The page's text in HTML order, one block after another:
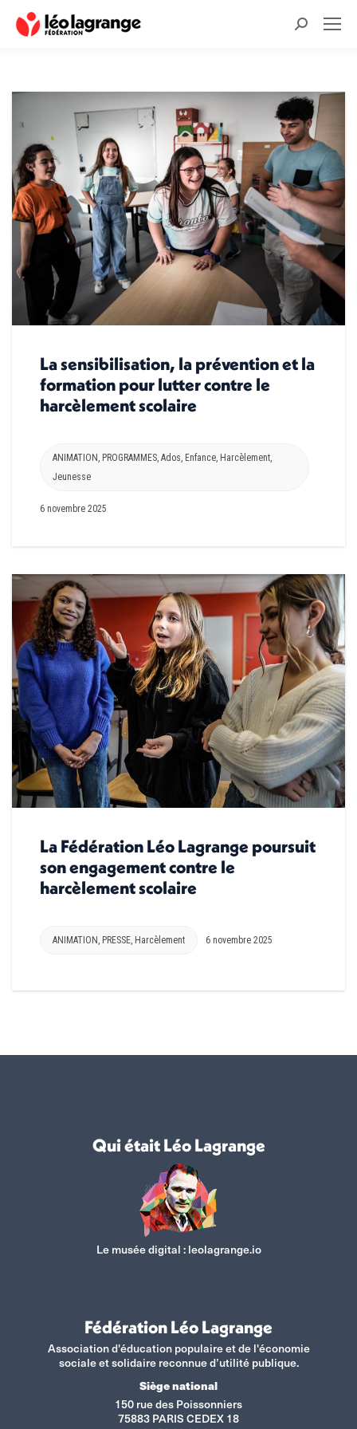
Recherche
La sensibilisation, la prévention et la
formation pour lutter contre le
harcèlement scolaire
ANIMATION, PROGRAMMES, Ados, Enfance, Harcèlement,
Jeunesse
6 novembre 2025
La Fédération Léo Lagrange poursuit
son engagement contre le
harcèlement scolaire
ANIMATION PRESSE Harcèlement 6 novembre 2025
Qui était Léo Lagrange
Le musée digital :leolagrange.io
Fédération Léo Lagrange
Association d'éducation populaire et de l'économie
sociale et solidaire reconnue d’utilité publique.
Siège national
150 rue des Poissonniers
75883 PARIS CEDEX 18